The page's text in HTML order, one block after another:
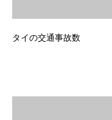
タイの交通事故数